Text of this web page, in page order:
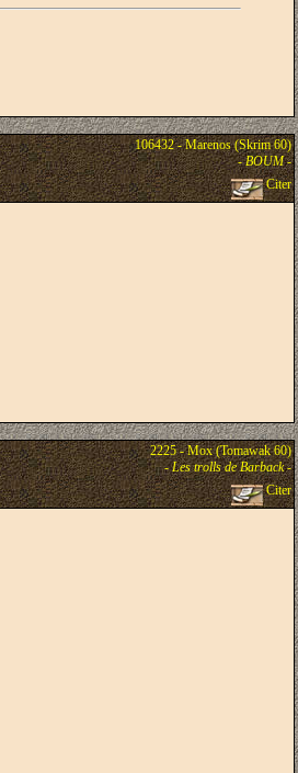
106432 - Marenos (Skrim 60)
-BOUM-
Citer
2225 - Mox (Tomawak 60)
-Les trolls de Barback-
Citer